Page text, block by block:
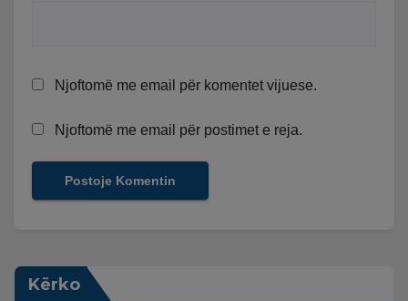
Njoftomë me email për komentet vijuese.
Njoftomë me email për postimet e reja.
Kërko